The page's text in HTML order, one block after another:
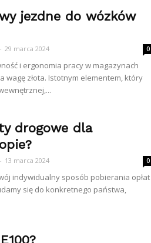
jezdne do wózków
- 29 marca 2024 0
i ergonomia pracy w magazynach
wagę złota. Istotnym elementem, który
drogowe dla
- 13 marca 2024 0
indywidualny sposób pobierania opłat
się do konkretnego państwa,